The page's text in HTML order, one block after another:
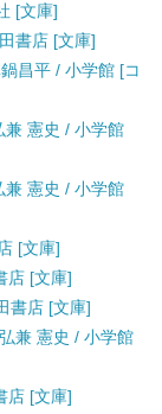
[文庫]
書店 [文庫]
昌平 / 小学館 [コ
兼 憲史 / 小学館
兼 憲史 / 小学館
[文庫]
店 [文庫]
書店 [文庫]
兼 憲史 / 小学館
店 [文庫]